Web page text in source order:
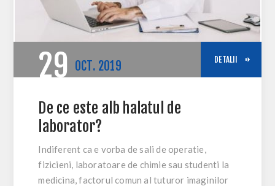
29 OCT. 2019 DETALII
De ce este alb halatul de
laborator?
Indiferent ca e vorba de sali de operatie,
fizicieni, laboratoare de chimie sau studenti la
medicina, factorul comun al tuturor imaginilor